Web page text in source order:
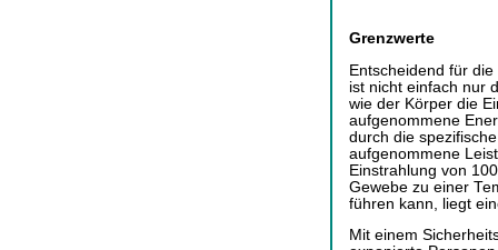
Grenzwerte
Entscheidend für
ist nicht einfach nur
wie der Körper die
aufgenommene
durch die
aufgenommene
Einstrahlung von
Gewebe zu einer
führen kann, liegt
Mit einem